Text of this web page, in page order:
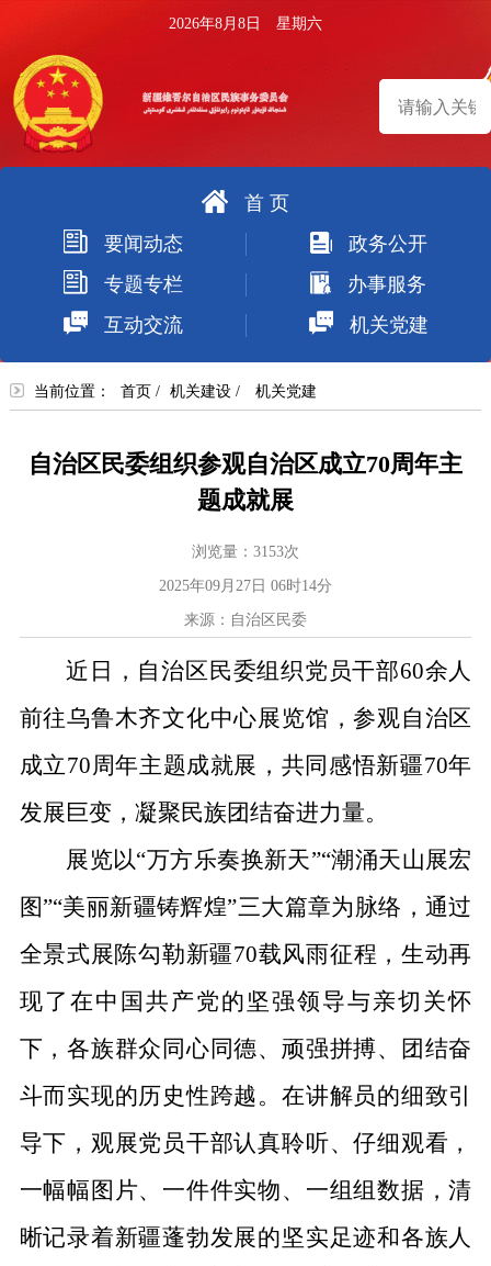
2026年8月8日 星期六
索
首 页
要闻动态
政务公开
专题专栏
办事服务
互动交流
机关党建
当前位置： 首页 / 机关建设/ 机关党建
自治区民委组织参观自治区成立70周年主
题成就展
浏览量： 3153次
2025年09月27日 06时14分
来源：自治区民委
近日，自治区民委组织党员干部60余人
前往乌鲁木齐文化中心展览馆，参观自治区
成立70周年主题成就展，共同感悟新疆70年
发展巨变，凝聚民族团结奋进力量。
展览以“万方乐奏换新天”“潮涌天山展宏
图”“美丽新疆铸辉煌”三大篇章为脉络，通过
全景式展陈勾勒新疆70载风雨征程，生动再
现了在中国共产党的坚强领导与亲切关怀
下，各族群众同心同德、顽强拼搏、团结奋
斗而实现的历史性跨越。在讲解员的细致引
导下， 观展党员干部认真聆听、仔细观看，
一幅幅图片、一件件实物、一组组数据，清
晰记录着新疆蓬勃发展的坚实足迹和各族人